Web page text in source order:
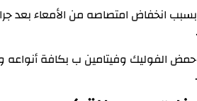
الفوليك وفيتامين ب بكافة